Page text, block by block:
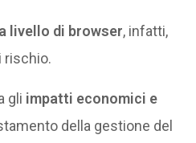
livello di browser, infatti,
rischio.
gli impatti economici e
della gestione del